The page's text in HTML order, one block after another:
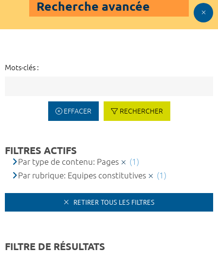
Recherche avancée
Mots-clés :
EFFACER RECHERCHER
FILTRES ACTIFS
Par type de contenu: Pages
(1)
Par rubrique: Equipes constitutives
(1)
RETIRER TOUS LES FILTRES
FILTRE DE RÉSULTATS